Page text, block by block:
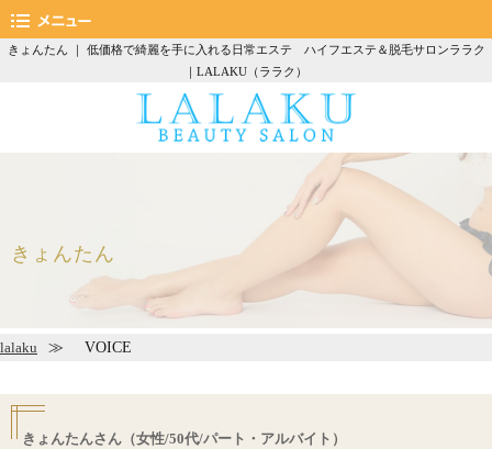
きょんたん ｜ 低価格で綺麗を手に入れる日常エステ ハイフエステ＆脱毛サロンララク
｜LALAKU（ララク）
きょんたん
lalaku VOICE
きょんたんさん（女性/50代/パート・アルバイト）